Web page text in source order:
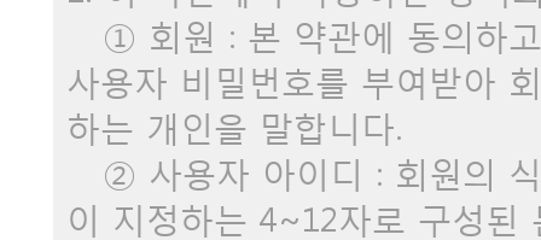
① 회원 : 본 약관에 동의하
사용자 비밀번호를 부여받아
하는 개인을 말합니다.
② 사용자 아이디 : 회원의
이 지정하는 4~12자로 구성된